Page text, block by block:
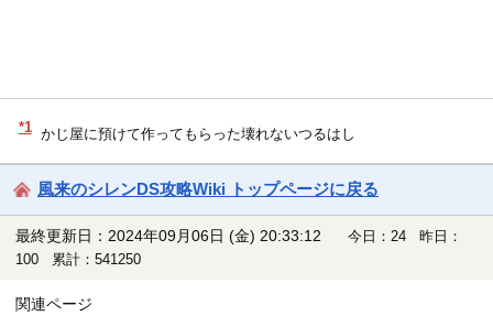
*1 かじ屋に預けて作ってもらった壊れないつるはし
風来のシレンDS攻略Wiki トップページに戻る
最終更新日：2024年09月06日 (金) 20:33:12
今日：24 昨日：
100 累計：541250
関連ページ